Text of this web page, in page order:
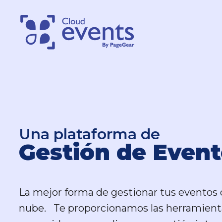
Una plataforma de
Gestión de
La mejor forma de gestionar tus eventos
nube. Te proporcionamos las
Una plataforma de
Gestión de
La mejor forma de gestionar tus eventos
nube. Te proporcionamos las